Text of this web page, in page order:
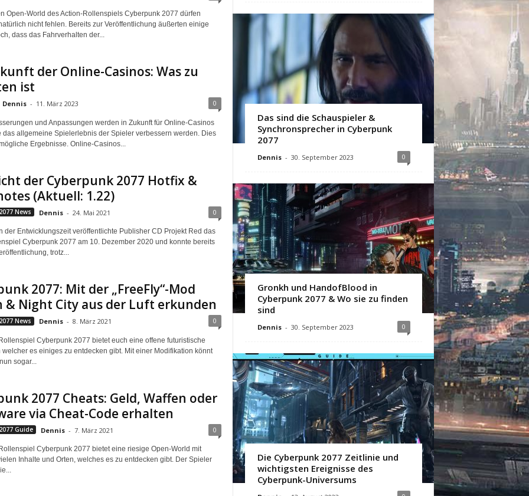
Open-World des Action-Rollenspiels Cyberpunk 2077 dürfen
nicht fehlen. Bereits zur Veröffentlichung äußerten einige
dass das Fahrverhalten der...
der Online-Casinos: Was zu
ist
Dennis - 11. März 2023 0
und Anpassungen werden in Zukunft für Online-Casinos
das allgemeine Spielerlebnis der Spieler verbessern werden. Dies
Ergebnisse. Online-Casinos...
der Cyberpunk 2077 Hotfix &
(Aktuell: 1.22)
News Dennis - 24. Mai 2021 0
der Entwicklungszeit veröffentlichte Publisher CD Projekt Red das
Cyberpunk 2077 am 10. Dezember 2020 und konnte bereits
trotz...
2077: Mit der „FreeFly“-Mod
& Night City aus der Luft erkunden
News Dennis - 8. März 2021 0
Cyberpunk 2077 bietet euch eine offene futuristische
welcher es einiges zu entdecken gibt. Mit einer Modifikation könnt
sogar...
2077 Cheats: Geld, Waffen oder
via Cheat-Code erhalten
Guide Dennis - 7. März 2021 0
Cyberpunk 2077 bietet eine riesige Open-World mit
Inhalte und Orten, welches es zu entdecken gibt. Der Spieler
Das sind die Schauspieler &
Synchronsprecher in Cyberpunk
2077
Dennis - 30. September 2023 0
Gronkh und HandofBlood in
Cyberpunk 2077 & Wo sie zu finden
sind
Dennis - 30. September 2023 0
Die Cyberpunk 2077 Zeitlinie und
wichtigsten Ereignisse des
Cyberpunk-Universums